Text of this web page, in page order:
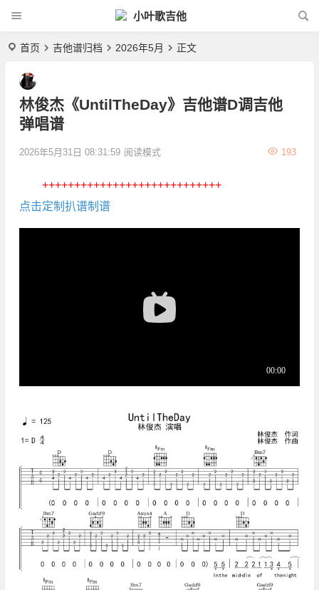
小叶歌吉他
首页 吉他谱归档 2026年5月 正文
林俊杰《UntilTheDay》吉他谱D调吉他
弹唱谱
2026年5月31日 08:31:59 193
阅读模式
++++++++++++++++++++++++++++
点击定制扒谱制谱